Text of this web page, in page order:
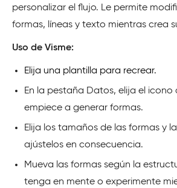
personalizar el flujo. Le permite
formas, líneas y texto mientras crea
Uso de Visme:
Elija una plantilla para recrear.
En la pestaña Datos, elija el icono
empiece a generar formas.
Elija los tamaños de las formas y
ajústelos en consecuencia.
Mueva las formas según la
tenga en mente o experimente